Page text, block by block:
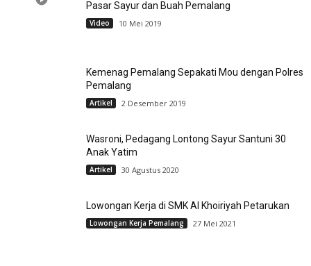
Pasar Sayur dan Buah Pemalang
Video 10 Mei 2019
Kemenag Pemalang Sepakati Mou dengan Polres
Pemalang
Artikel 2 Desember 2019
Wasroni, Pedagang Lontong Sayur Santuni 30
Anak Yatim
Artikel 30 Agustus 2020
Lowongan Kerja di SMK Al Khoiriyah Petarukan
Lowongan Kerja Pemalang 27 Mei 2021